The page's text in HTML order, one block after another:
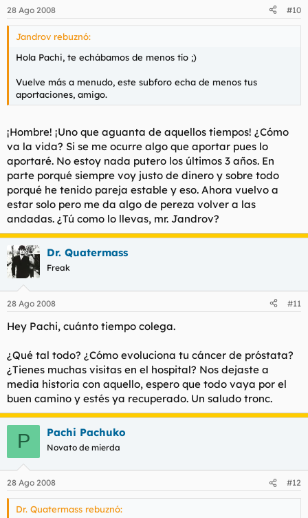
28 Ago 2008 #10
Jandrov rebuznó:
Hola Pachi, te echábamos de menos tío ;)
Vuelve más a menudo, este subforo echa de menos tus
aportaciones, amigo.
¡Hombre! ¡Uno que aguanta de aquellos tiempos! ¿Cómo
va la vida? Si se me ocurre algo que aportar pues lo
aportaré. No estoy nada putero los últimos 3 años. En
parte porqué siempre voy justo de dinero y sobre todo
porqué he tenido pareja estable y eso. Ahora vuelvo a
estar solo pero me da algo de pereza volver a las
andadas. ¿Tú como lo llevas, mr. Jandrov?
Dr. Quatermass
Freak
28 Ago 2008 #11
Hey Pachi, cuánto tiempo colega.
¿Qué tal todo? ¿Cómo evoluciona tu cáncer de próstata?
¿Tienes muchas visitas en el hospital? Nos dejaste a
media historia con aquello, espero que todo vaya por el
buen camino y estés ya recuperado. Un saludo tronc.
P Pachi Pachuko
Novato de mierda
28 Ago 2008 #12
Dr. Quatermass rebuznó: